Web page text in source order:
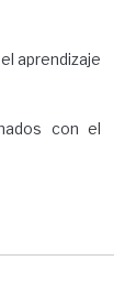
aprendizaje
con el